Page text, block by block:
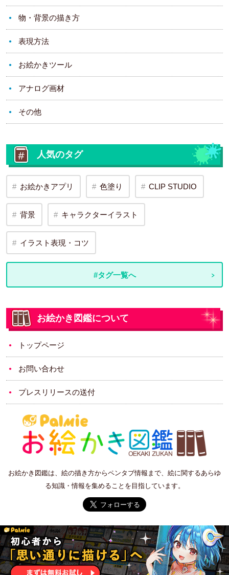
物・背景の描き方
表現方法
お絵かきツール
アナログ画材
その他
人気のタグ
お絵かきアプリ 色塗り CLIP STUDIO
背景 キャラクターイラスト
イラスト表現・コツ
#タグ一覧へ
お絵かき図鑑について
トップページ
お問い合わせ
プレスリリースの送付
お絵かき図鑑は、絵の描き方からペンタブ情報まで、絵に関するあらゆ
る知識・情報を集めることを目指しています。